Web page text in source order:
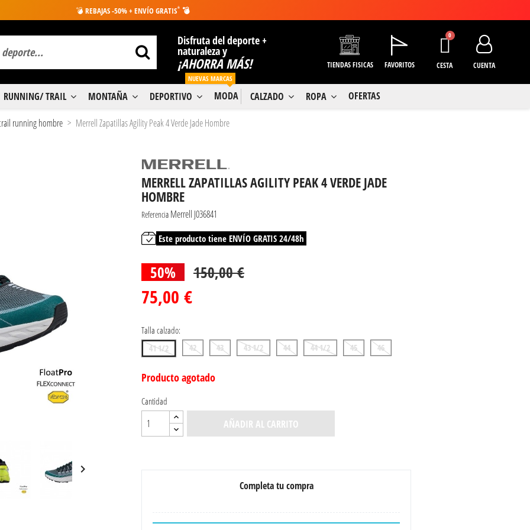
💣 REBAJAS -50% + ENVÍO GRATIS* 💣
Disfruta del deporte +
naturaleza y
¡AHORRA MÁS! TIENDAS FISICAS FAVORITOS CESTA CUENTA
RUNNING/ TRAIL MONTAÑA DEPORTIVO MODA
NUEVAS MARCAS
CALZADO ROPA OFERTAS
running hombre Merrell Zapatillas Agility Peak 4 Verde Jade Hombre

MERRELL ZAPATILLAS AGILITY PEAK 4 VERDE JADE
HOMBRE
Referencia Merrell J036841
Este producto tiene ENVÍO GRATIS 24/48h
50% 150,00 €
75,00 €
Talla calzado:
41 1/2 42 43 43 1/2 44 44 1/2 45 46
Producto agotado
Cantidad
AÑADIR AL CARRITO
Completa tu compra